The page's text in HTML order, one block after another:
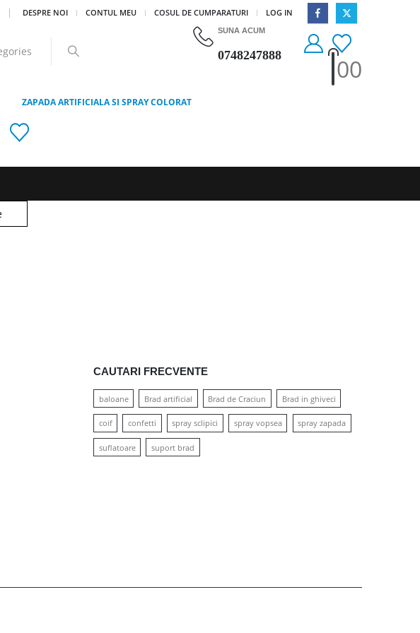
| DESPRE NOI CONTUL MEU COSUL DE CUMPARATURI LOG IN
SUNA ACUM
0748247888 00
ZAPADA ARTIFICIALA SI SPRAY COLORAT
CAUTARI FRECVENTE
baloane Brad artificial Brad de Craciun Brad in ghiveci
coif confetti spray sclipici spray vopsea spray zapada
suflatoare suport brad